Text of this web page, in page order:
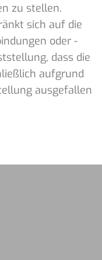
zu stellen.
sich auf die
oder -
dass die
aufgrund
ausgefallen